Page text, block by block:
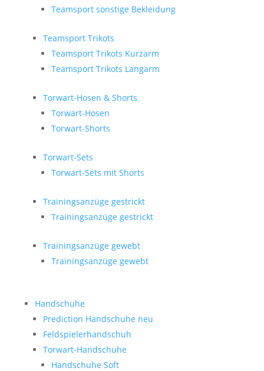
Teamsport sonstige Bekleidung
Teamsport Trikots
Teamsport Trikots Kurzarm
Teamsport Trikots Langarm
Torwart-Hosen & Shorts
Torwart-Hosen
Torwart-Shorts
Torwart-Sets
Torwart-Sets mit Shorts
Trainingsanzüge gestrickt
Trainingsanzüge gestrickt
Trainingsanzüge gewebt
Trainingsanzüge gewebt
Handschuhe
Prediction Handschuhe neu
Feldspielerhandschuh
Torwart-Handschuhe
Handschuhe Soft